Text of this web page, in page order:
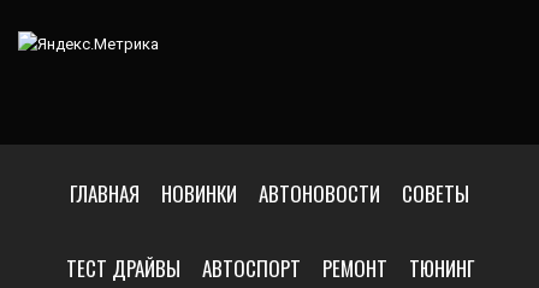
ГЛАВНАЯ НОВИНКИ АВТОНОВОСТИ СОВЕТЫ
ТЕСТ ДРАЙВЫ АВТОСПОРТ РЕМОНТ ТЮНИНГ